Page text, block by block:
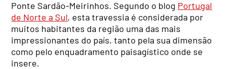
Ponte Sardão-Meirinhos. Segundo o blog Portugal
de Norte a Sul, esta travessia é considerada por
muitos habitantes da região uma das mais
impressionantes do país, tanto pela sua dimensão
como pelo enquadramento paisagístico onde se
insere.